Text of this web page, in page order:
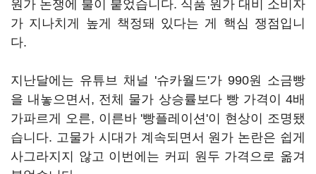
원가 논쟁에 불이 붙었습니다. 식품 원가 대비 소비자
가 지나치게 높게 책정돼 있다는 게 핵심 쟁점입니
다.
지난달에는 유튜브 채널 '슈카월드'가 990원 소금빵
을 내놓으면서, 전체 물가 상승률보다 빵 가격이 4배
가파르게 오른, 이른바 '빵플레이션'이 현상이 조명됐
습니다. 고물가 시대가 계속되면서 원가 논란은 쉽게
사그라지지 않고 이번에는 커피 원두 가격으로 옮겨